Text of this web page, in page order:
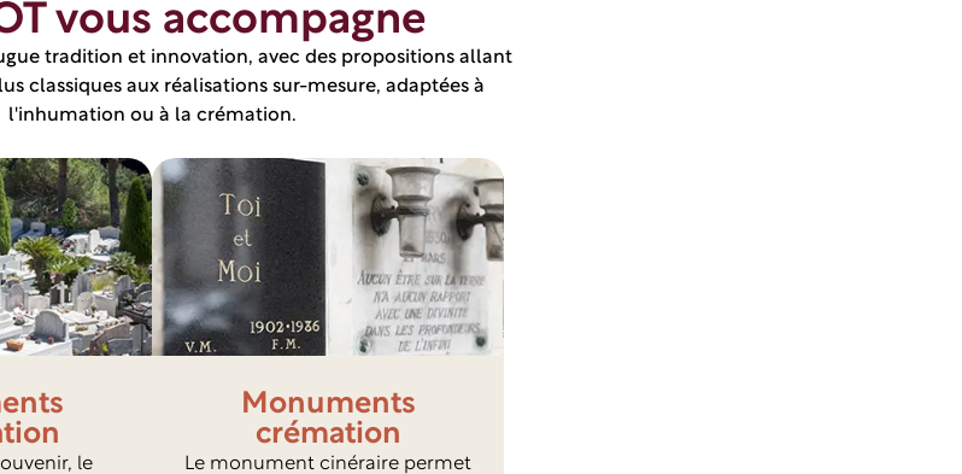
vous accompagne
tradition et innovation, avec des propositions allant
classiques aux réalisations sur-mesure, adaptées à
l'inhumation ou à la crémation.
le
Monuments
crémation
Le monument cinéraire permet